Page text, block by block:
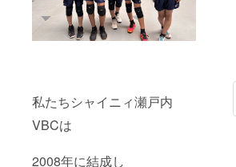
私たちシャイニィ瀬戸内
VBCは
2008年に結成し